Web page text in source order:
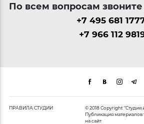
По всем вопросам
+7 495 681
+7 966 112
ПРАВИЛА СТУДИИ
© 2018 Copyright "Студия
Публикация материалов
на сайт